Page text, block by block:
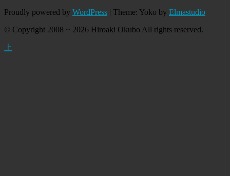
Proudly powered by WordPress | Theme: Yoko by Elmastudio
© Copyright 2008 ~ 2026 Hiroaki Okubo All rights reserved.
上